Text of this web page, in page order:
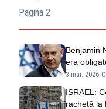
Pagina 2
Benjamin
era
3 mar. 2026,
ISRAEL:
rachetă la